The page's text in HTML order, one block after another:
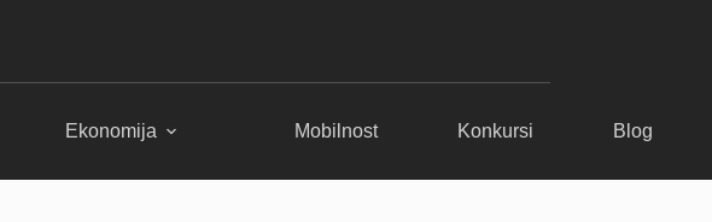
Ekonomija Mobilnost Konkursi Blog